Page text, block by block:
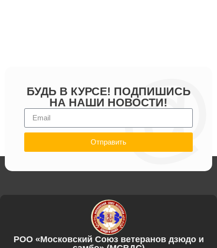
БУДЬ В КУРСЕ! ПОДПИШИСЬ
НА НАШИ НОВОСТИ!
Отправить
РОО «Московский Союз ветеранов дзюдо и